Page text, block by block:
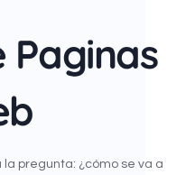
Paginas
pregunta: ¿cómo se va a